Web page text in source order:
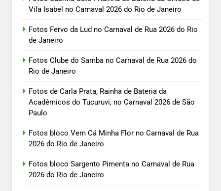
Vila Isabel no Carnaval 2026 do Rio de Janeiro
Fotos Fervo da Lud no Carnaval de Rua 2026 do Rio
de Janeiro
Fotos Clube do Samba no Carnaval de Rua 2026 do
Rio de Janeiro
Fotos de Carla Prata, Rainha de Bateria da
Acadêmicos do Tucuruvi, no Carnaval 2026 de São
Paulo
Fotos bloco Vem Cá Minha Flor no Carnaval de Rua
2026 do Rio de Janeiro
Fotos bloco Sargento Pimenta no Carnaval de Rua
2026 do Rio de Janeiro